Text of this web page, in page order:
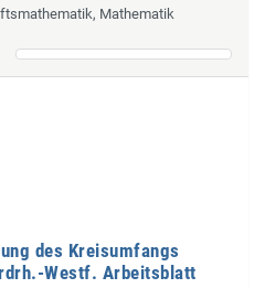
Mathematik
des Kreisumfangs
Westf. Arbeitsblatt